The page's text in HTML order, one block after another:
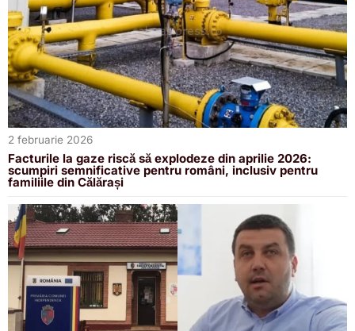
2 februarie 2026
Facturile la gaze riscă să explodeze din aprilie 2026:
scumpiri semnificative pentru români, inclusiv pentru
familiile din Călărași